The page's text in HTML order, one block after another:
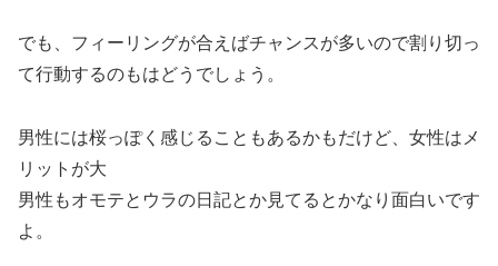
でも、フィーリングが合えばチャンスが多いので割り切っ
て行動するのもはどうでしょう。
男性には桜っぽく感じることもあるかもだけど、女性はメ
リットが大
男性もオモテとウラの日記とか見てるとかなり面白いです
よ。